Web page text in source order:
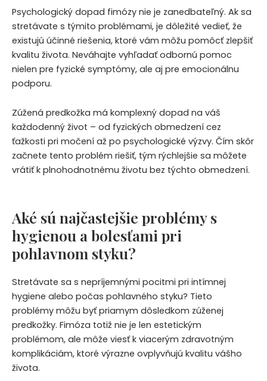
Psychologický dopad fimózy nie je zanedbateľný. Ak sa
stretávate s týmito problémami, je dôležité vedieť, že
existujú účinné riešenia, ktoré vám môžu pomôcť zlepšiť
kvalitu života. Neváhajte vyhľadať odbornú pomoc
nielen pre fyzické symptómy, ale aj pre emocionálnu
podporu.
Zúžená predkožka má komplexný dopad na váš
každodenný život – od fyzických obmedzení cez
ťažkosti pri močení až po psychologické výzvy. Čím skôr
začnete tento problém riešiť, tým rýchlejšie sa môžete
vrátiť k plnohodnotnému životu bez týchto obmedzení.
Aké sú najčastejšie problémy s
hygienou a bolesťami pri
pohlavnom styku?
Stretávate sa s nepríjemnými pocitmi pri intímnej
hygiene alebo počas pohlavného styku? Tieto
problémy môžu byť priamym dôsledkom zúženej
predkožky. Fimóza totiž nie je len estetickým
problémom, ale môže viesť k viacerým zdravotným
komplikáciám, ktoré výrazne ovplyvňujú kvalitu vášho
života.